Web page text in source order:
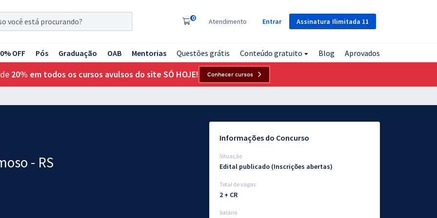
Assinatura Ilimitada 11
0 Atendimento Entrar
OFF Pós Graduação OAB Mentorias Questões grátis Conteúdo gratuito Blog Aprovados
20% em todos os cursos avulsos do site SÓ HOJE! Conhecer cursos
- RS
Informações do Concurso
Situação
Edital publicado (Inscrições abertas)
Total de vagas
2 + CR
Salário